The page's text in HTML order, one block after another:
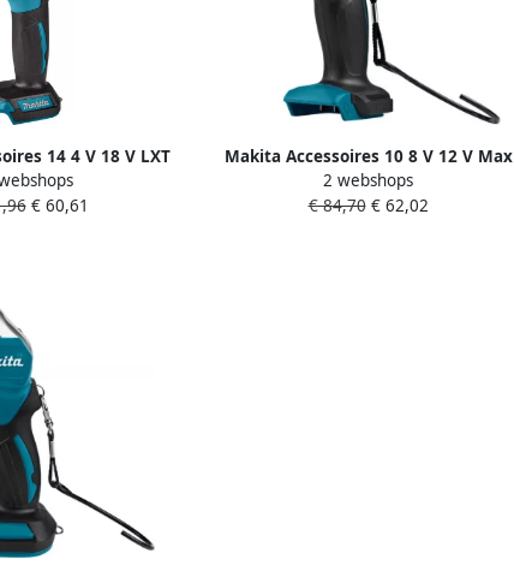
14 4 V 18 V LXT
DEBDML816
€ 60,61
Makita Accessoires 10 8 V 12 V Max
Zaklamp led DEAML106
2 webshops
€ 84,70€ 62,02